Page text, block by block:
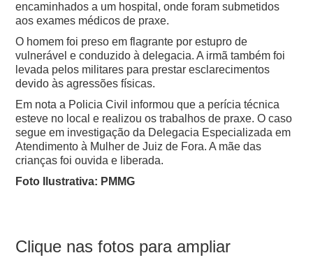
encaminhados a um hospital, onde foram submetidos
aos exames médicos de praxe.
O homem foi preso em flagrante por estupro de
vulnerável e conduzido à delegacia. A irmã também foi
levada pelos militares para prestar esclarecimentos
devido às agressões físicas.
Em nota a Policia Civil informou que a perícia técnica
esteve no local e realizou os trabalhos de praxe. O caso
segue em investigação da Delegacia Especializada em
Atendimento à Mulher de Juiz de Fora. A mãe das
crianças foi ouvida e liberada.
Foto Ilustrativa: PMMG
Clique nas fotos para ampliar